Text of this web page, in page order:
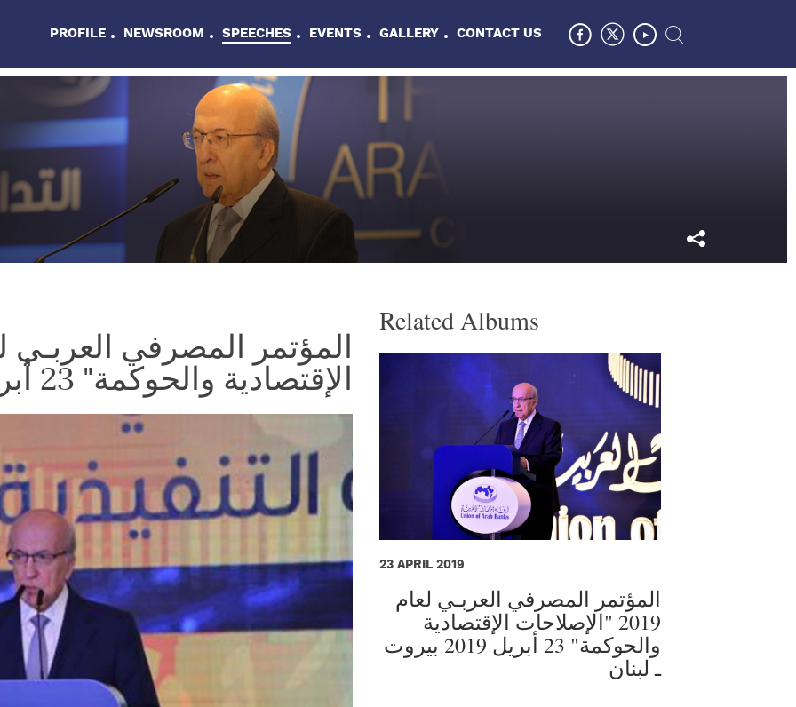
PROFILE NEWSROOM SPEECHES EVENTS GALLERY CONTACT US
الإقتصادية والحوكمة" 23 أبريل 2019 بيروت ـ لبنان
Related Albums
23 APRIL 2019
المؤتمر المصرفي العربـي لعام
2019 "الإصلاحات الإقتصادية
والحوكمة" 23 أبريل 2019 بيروت
ـ لبنان